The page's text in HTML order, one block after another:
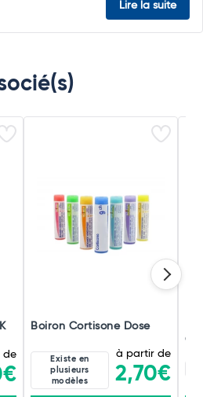
Lire la suite
de
Boiron Cortisone Dose
Existe en
plusieurs
modèles
à partir de
2,70€